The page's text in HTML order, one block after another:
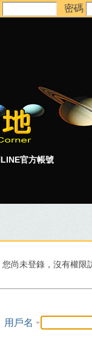
密碼
官方帳號
您尚未登錄，沒有權限
用戶名